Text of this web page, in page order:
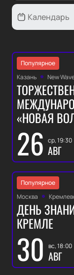
Популярное
Казань
New
«НОВАЯ
26 ср, 19:30
АВГ
Популярное
Москва
ДЕНЬ
КРЕМЛЕ
30 вс, 18:00
АВГ